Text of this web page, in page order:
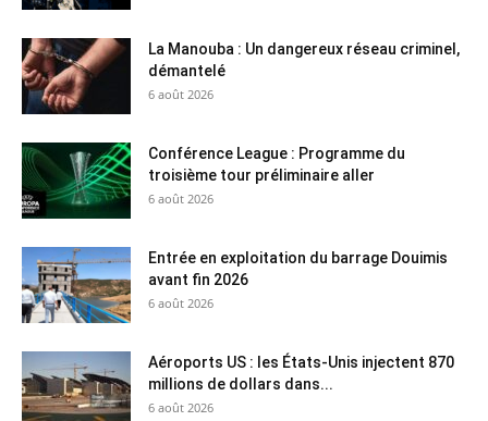
La Manouba : Un dangereux réseau criminel,
démantelé
6 août 2026
Conférence League : Programme du
troisième tour préliminaire aller
6 août 2026
Entrée en exploitation du barrage Douimis
avant fin 2026
6 août 2026
Aéroports US : les États-Unis injectent 870
millions de dollars dans...
6 août 2026